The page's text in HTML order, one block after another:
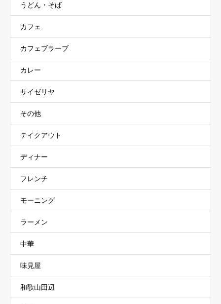
うどん・そば
カフェ
カフェブラーブ
カレー
サイゼリヤ
その他
テイクアウト
ディナー
フレンチ
モーニング
ラーメン
中華
味見屋
和歌山田辺